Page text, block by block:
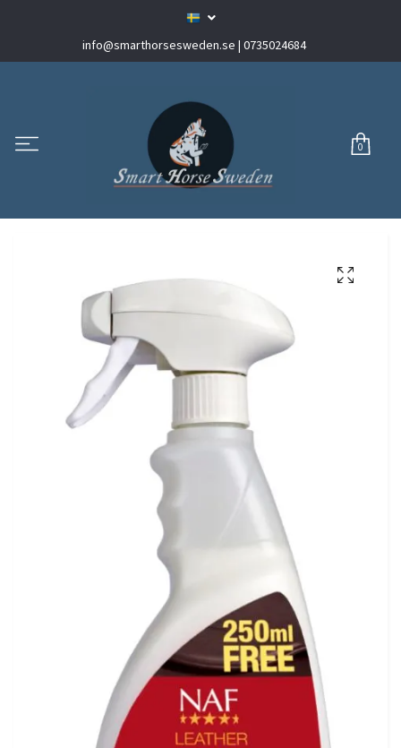
info@smarthorsesweden.se | 0735024684
0